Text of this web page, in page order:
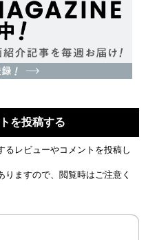
を投稿する
るレビューやコメントを投稿し
ますので、閲覧時はご注意く